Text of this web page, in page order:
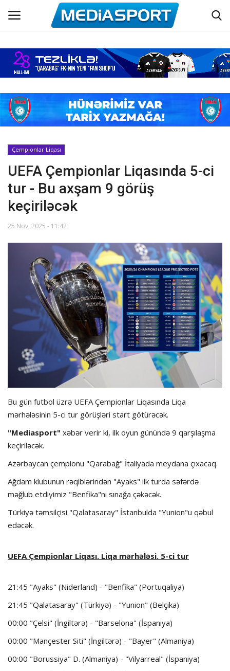
Əsas
Azərbaycan futbolu
Maraqlı
Əlaqə
Haqqımızda
Köşə yazıları
Dünya futbolu
Olimpiada
Layihə
Formula 1
İdman növləri
Çempionlar Liqası
UEFA Çempionlar Liqasında 5-ci
tur - Bu axşam 9 görüş
keçiriləcək
25 Nov, 2025 - 11:42
Bu gün futbol üzrə UEFA Çempionlar Liqasında Liqa
mərhələsinin 5-ci tur görüşləri start götürəcək.
"Mediasport" xəbər verir ki, ilk oyun günündə 9 qarşılaşma
keçiriləcək.
Azərbaycan çempionu "Qarabağ" İtaliyada meydana çıxacaq.
Ağdam klubunun rəqiblərindən "Ayaks" ilk turda səfərdə
məğlub etdiyimiz "Benfika"nı sınağa çəkəcək.
Türkiyə təmsilçisi "Qalatasaray" İstanbulda "Yunion"u qəbul
edəcək.
UEFA Çempionlar Liqası. Liqa mərhələsi. 5-ci tur
21:45 "Ayaks" (Niderland) - "Benfika" (Portuqaliya)
21:45 "Qalatasaray" (Türkiyə) - "Yunion" (Belçika)
00:00 "Çelsi" (İngiltərə) - "Barselona" (İspaniya)
00:00 "Mançester Siti" (İngiltərə) - "Bayer" (Almaniya)
00:00 "Borussiya" D. (Almaniya) - "Vilyarreal" (İspaniya)